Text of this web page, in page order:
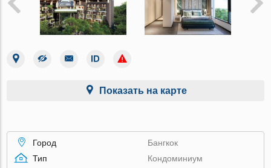
Показать на карте
Город
Бангкок
Тип
Кондоминиум